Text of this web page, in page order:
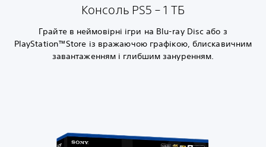
Консоль PS5 – 1 ТБ
Грайте в неймовірні ігри на Blu-ray Disc або з
PlayStation™Store із вражаючою графікою, блискавичним
завантаженням і глибшим зануренням.